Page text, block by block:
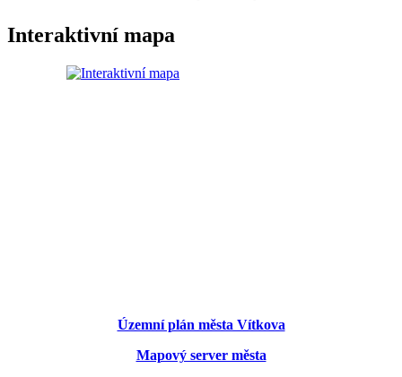
Interaktivní mapa
Územní plán města Vítkova
Mapový server města